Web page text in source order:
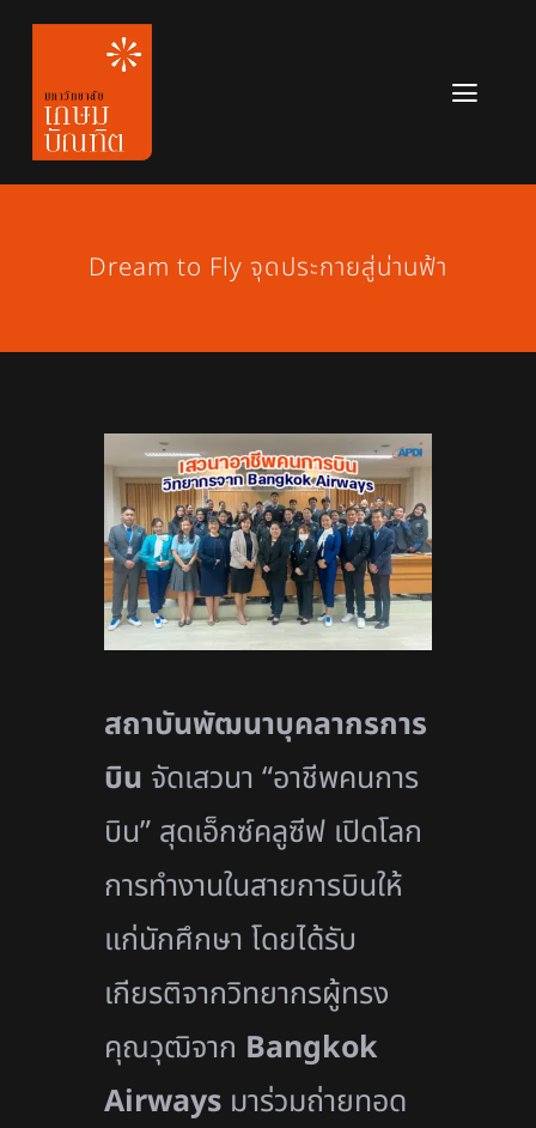
Skip
content
หลักสูตร
สมัครเรียน
Dream to Fly จุดประกายสู่น่านฟ้า
สถาบันพัฒนาบุคลากรการ
บิน จัดเสวนา “อาชีพคนการ
บิน” สุดเอ็กซ์คลูซีฟ เปิดโลก
การทำงานในสายการบินให้
แก่นักศึกษา โดยได้รับ
เกียรติจากวิทยากรผู้ทรง
คุณวุฒิจาก Bangkok
Airways มาร่วมถ่ายทอด